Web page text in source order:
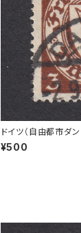
ドイツ（自由都市ダ
用済み切手｜
¥500